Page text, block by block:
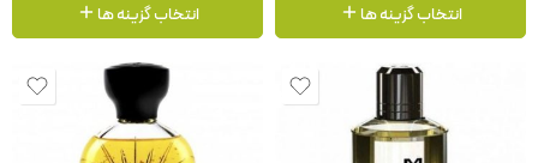
انتخاب گزینه ها انتخاب گزینه ها